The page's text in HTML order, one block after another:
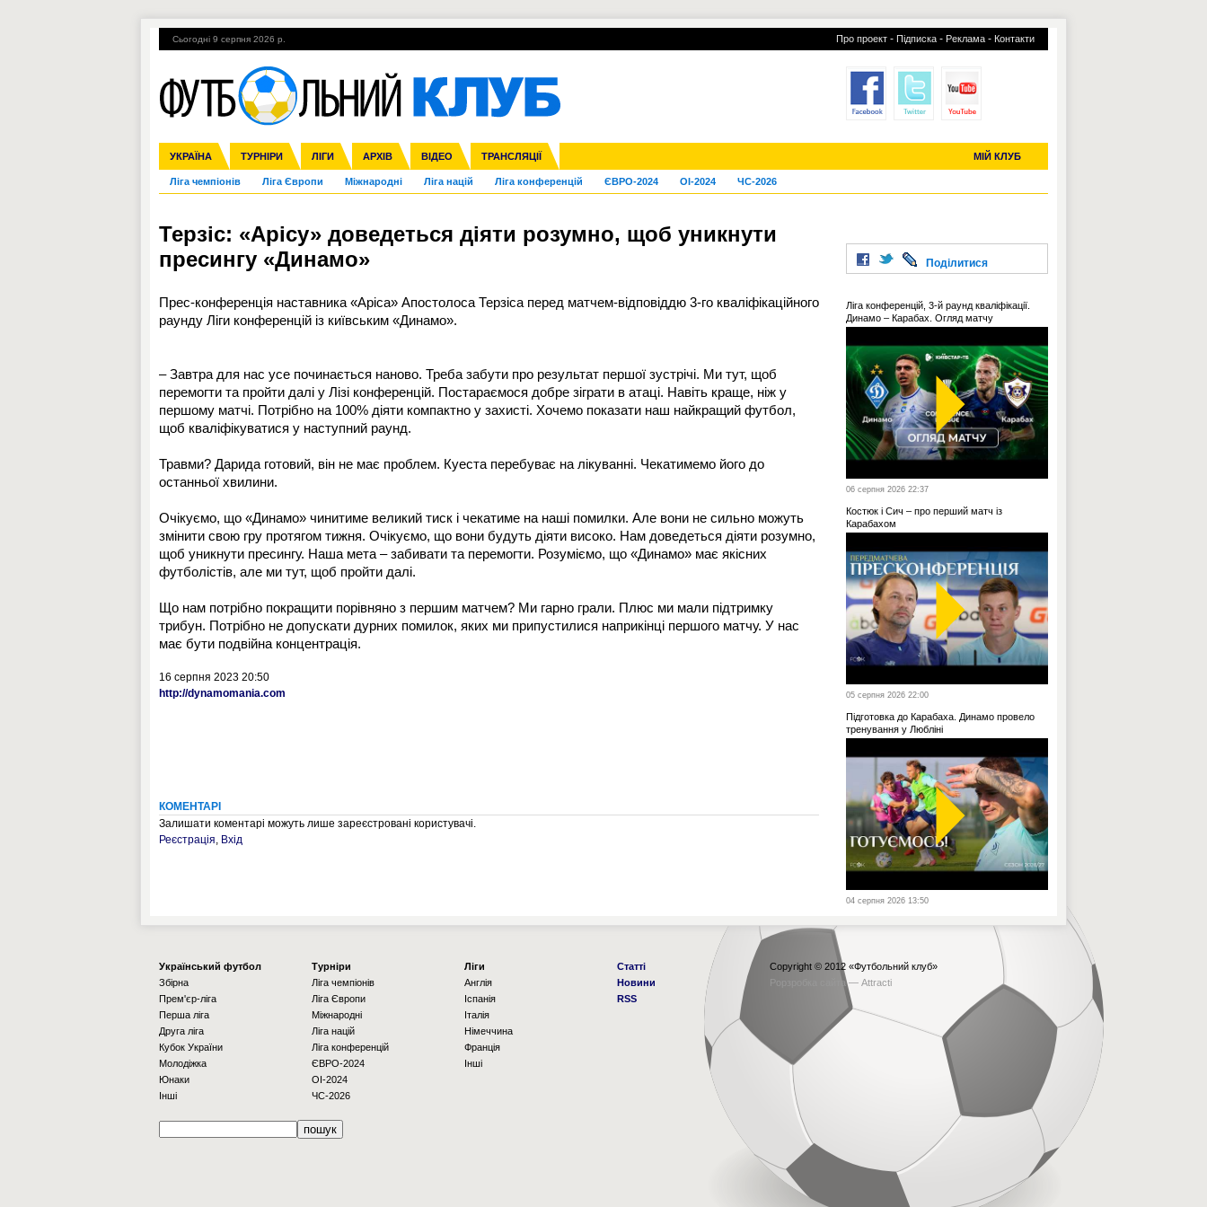
Сьогодні 9 серпня 2026 р. Про проект - Підписка - Реклама - Контакти
УКРАЇНА ТУРНІРИ ЛІГИ АРХІВ ВІДЕО ТРАНСЛЯЦІЇ МІЙ КЛУБ
Збірна Прем'єр-ліга Перша ліга Друга ліга Кубок України Молодіжка
Ліга чемпіонів Ліга Європи Міжнародні Ліга націй Ліга конференцій ЄВРО-2024 OI-2024 ЧС-2026
Англія Іспанія Італія Німеччина Франція Інші
ЧС-2014 ЄВРО-2016 Росія Кубок конфедерацій ЧЄ-2015 (U-21)
Гарячі теми УПЛ, 2-й тур ВІЙНА УПЛ-ПЕРЕХОДИ УСІ ТРАНСФЕРИ
Терзіс: «Арісу» доведеться діяти розумно, щоб уникнути
пресингу «Динамо»
Прес-конференція наставника «Аріса» Апостолоса Терзіса перед матчем-відповіддю 3-го кваліфікаційного
раунду Ліги конференцій із київським «Динамо».
– Завтра для нас усе починається наново. Треба забути про результат першої зустрічі. Ми тут, щоб
перемогти та пройти далі у Лізі конференцій. Постараємося добре зіграти в атаці. Навіть краще, ніж у
першому матчі. Потрібно на 100% діяти компактно у захисті. Хочемо показати наш найкращий футбол,
щоб кваліфікуватися у наступний раунд.
Травми? Дарида готовий, він не має проблем. Куеста перебуває на лікуванні. Чекатимемо його до
останньої хвилини.
Очікуємо, що «Динамо» чинитиме великий тиск і чекатиме на наші помилки. Але вони не сильно можуть
змінити свою гру протягом тижня. Очікуємо, що вони будуть діяти високо. Нам доведеться діяти розумно,
щоб уникнути пресингу. Наша мета – забивати та перемогти. Розуміємо, що «Динамо» має якісних
футболістів, але ми тут, щоб пройти далі.
Що нам потрібно покращити порівняно з першим матчем? Ми гарно грали. Плюс ми мали підтримку
трибун. Потрібно не допускати дурних помилок, яких ми припустилися наприкінці першого матчу. У нас
має бути подвійна концентрація.
16 серпня 2023 20:50
http://dynamomania.com
КОМЕНТАРІ
Залишати коментарі можуть лише зареєстровані користувачі.
Реєстрація, Вхід
Поділитися
Ліга конференцій, 3-й раунд кваліфікації.
Динамо – Карабах. Огляд матчу
06 серпня 2026 22:37
Костюк і Сич – про перший матч із
Карабахом
05 серпня 2026 22:00
Підготовка до Карабаха. Динамо провело
тренування у Любліні
04 серпня 2026 13:50
Українcький футбол
Збірна
Прем'єр-ліга
Перша ліга
Друга ліга
Кубок України
Молодіжка
Юнаки
Інші
Турніри
Ліга чемпіонів
Ліга Європи
Міжнародні
Ліга націй
Ліга конференцій
ЄВРО-2024
OI-2024
ЧС-2026
Ліги
Англія
Іспанія
Італія
Німеччина
Франція
Інші
Статті
Новини
RSS
Copyright © 2012 «Футбольний клуб»
Рорзробка сайта — Attracti